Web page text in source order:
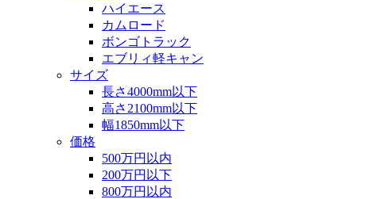
ハイエース
カムロード
ボンゴトラック
エブリィ軽キャン
サイズ
長さ4000mm以下
高さ2100mm以下
幅1850mm以下
価格
500万円以内
200万円以下
800万円以内